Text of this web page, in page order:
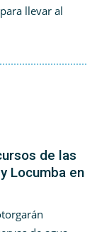
llevar al
de las
Locumba en